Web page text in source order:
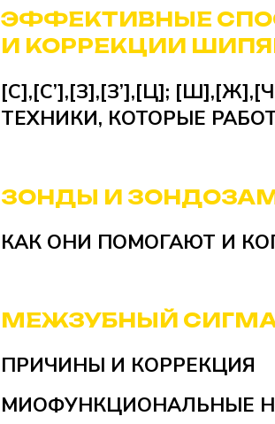
МИОФУНКЦИОНАЛЬНЫЕ
ПРИЧИНЫ И КОРРЕКЦИЯ
МЕЖЗУБНЫЙ
КАК ОНИ ПОМОГАЮТ И
ЗОНДЫ И
[С],[С’],[З],[З’],[Ц];
ТЕХНИКИ, КОТОРЫЕ
ЭФФЕКТИВНЫЕ
И КОРРЕКЦИИ